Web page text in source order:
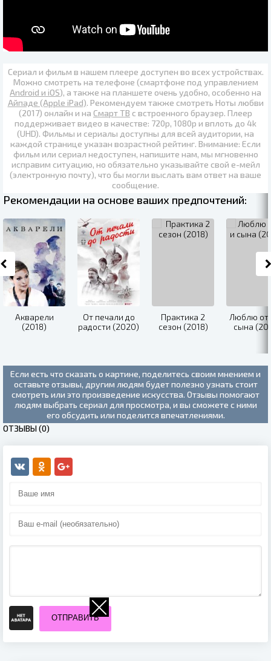
Сериал и фильм в нашем плеере доступен во всех устройствах.
Можно смотреть на телефоне (смартфоне под управлением
Android и iOS), а также на планшете очень удобно, особенно на
Айпаде (Apple iPad). Рекомендуем также смотреть Ноты любви
(2017) онлайн и на Смарт ТВ с встроенного браузер. Плеер
поддерживает видео в качестве: 720p, 1080p и вплоть до 4k
(UHD). Фильмы и сериалы доступны для всей аудитории, на
каждой странице указан возрастной рейтинг. Внимание: Если
фильм или сериал недоступен, напишите нам, мы мгновенно
исправим ситуацию, но обязательно указывайте свой е-мейл
(электронную почту), что бы могли выслать вам ответ на ваше
сообщение.
Рекомендации на основе ваших предпочтений:
Акварели
(2018)
От печали до
радости (2020)
Практика 2
сезон (2018)
Люблю
сына
Если есть что сказать о картине, поделитесь своим мнением и
оставьте отзывы, другим людям будет полезно узнать стоит
смотреть или это произведение искусства. Отзывы помогают
людям выбрать сериал для просмотра, и вы сможете с ними
его обсудить или поделится впечатлениями.
ОТЗЫВЫ (0)
ОТПРАВИТЬ